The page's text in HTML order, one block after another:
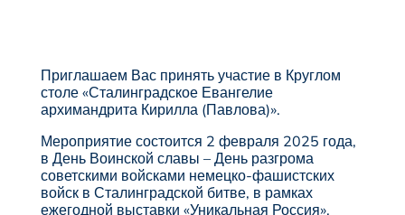
Приглашаем Вас принять участие в Круглом
столе «Сталинградское Евангелие
архимандрита Кирилла (Павлова)».
Мероприятие состоится 2 февраля 2025 года,
в День Воинской славы – День разгрома
советскими войсками немецко-фашистских
войск в Сталинградской битве, в рамках
ежегодной выставки «Уникальная Россия».